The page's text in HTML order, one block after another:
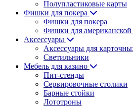
Полупластиковые карты
Фишки для покера
Фишки для покера
Фишки для американской
Аксессуары
Аксессуары для
Светильники
Мебель для казино
Пит-стенды
Сервировочные столики
Барные стойки
Лототроны